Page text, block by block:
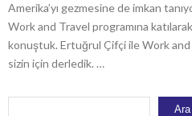
Amerika’yı gezmesine de imkan
Work and Travel programına
konuştuk. Ertuğrul Çifçi ile Work and
sizin için derledik. …
Ara